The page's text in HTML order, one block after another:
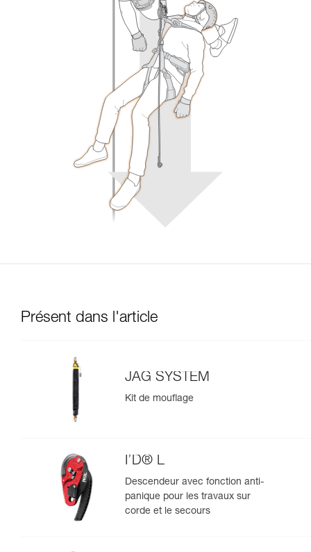
Présent dans l'article
JAG SYSTEM
Kit de mouflage
I’D® L
Descendeur avec fonction anti-
panique pour les travaux sur
corde et le secours